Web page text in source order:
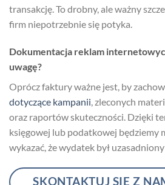
transakcję. To drobny, ale ważny
firm niepotrzebnie się potyka.
Dokumentacja reklam
uwagę?
Oprócz faktury ważne jest, by
dotyczące kampanii, zleconych
oraz raportów skuteczności. Dzięki
księgowej lub podatkowej będziemy
wykazać, że wydatek był
SKONTAKTUJ SIĘ Z